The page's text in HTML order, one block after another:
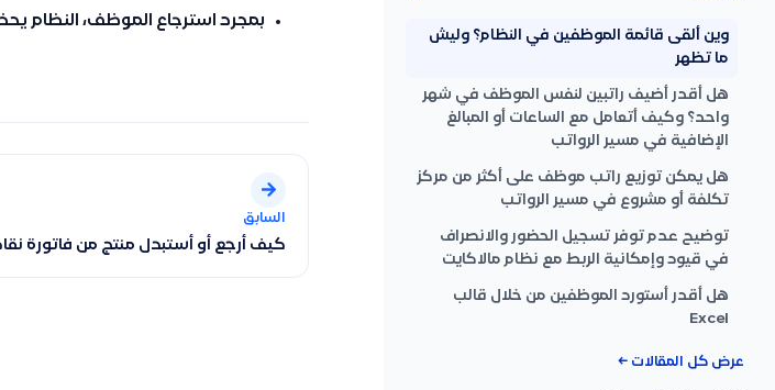
وين ألقى قائمة الموظفين في النظام؟ وليش
ما تظهر
هل أقدر أضيف راتبين لنفس الموظف في شهر
واحد؟ وكيف أتعامل مع الساعات أو المبالغ
الإضافية في مسير الرواتب
هل يمكن توزيع راتب موظف على أكثر من مركز
تكلفة أو مشروع في مسير الرواتب
توضيح عدم توفر تسجيل الحضور والانصراف
في قيود وإمكانية الربط مع نظام مالاكايت
هل أقدر أستورد الموظفين من خلال قالب
Excel
عرض كل المقالات ←
بمجرد استرجاع الموظف، النظام
السابق
كيف أرجع أو أستبدل منتج من فاتورة